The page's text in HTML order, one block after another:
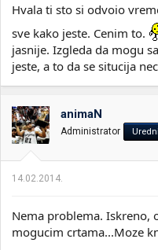
Hvala ti sto si odvoio
sve kako jeste. Cenim to.
jasnije. Izgleda da mogu
jeste, a to da se situcija
animaN
Administrator
14.02.2014.
Nema problema. Iskreno,
mogucim crtama...Moze